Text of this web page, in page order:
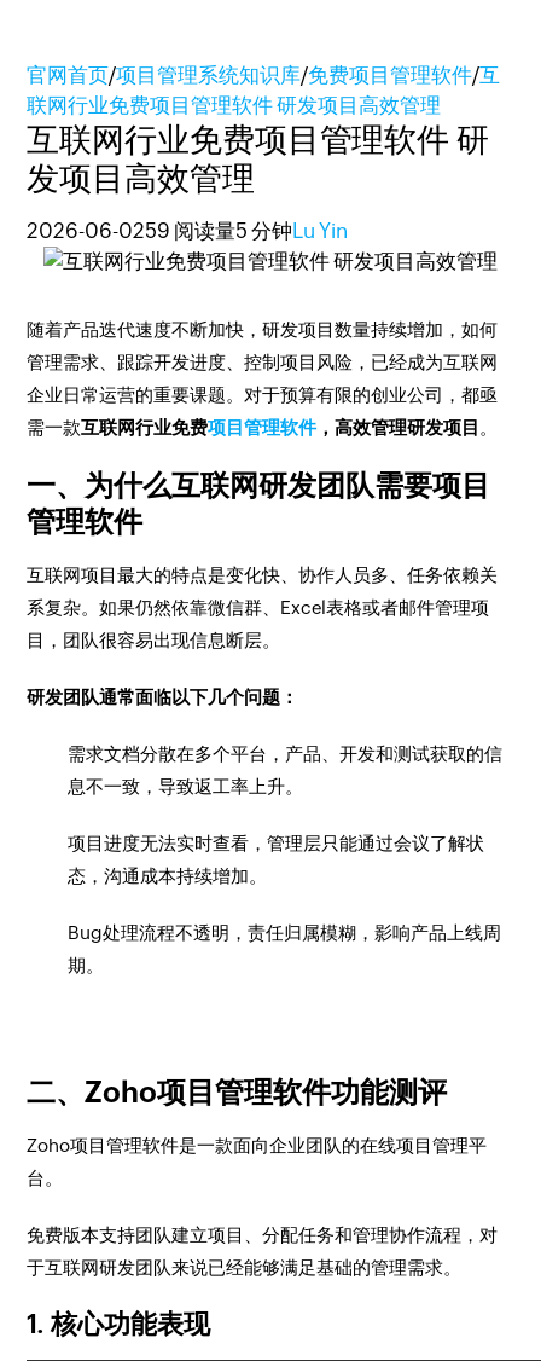
官网首页/项目管理系统知识库/免费项目管理软件/互
联网行业免费项目管理软件 研发项目高效管理
互联网行业免费项目管理软件 研
发项目高效管理
2026-06-0259 阅读量5 分钟 Lu Yin
随着产品迭代速度不断加快，研发项目数量持续增加，如何
管理需求、跟踪开发进度、控制项目风险，已经成为互联网
企业日常运营的重要课题。对于预算有限的创业公司，都亟
需一款互联网行业免费项目管理软件，高效管理研发项目 。
一、为什么互联网研发团队需要项目
管理软件
互联网项目最大的特点是变化快、协作人员多、任务依赖关
系复杂。如果仍然依靠微信群、Excel表格或者邮件管理项
目，团队很容易出现信息断层。
研发团队通常面临以下几个问题：
需求文档分散在多个平台，产品、开发和测试获取的信
息不一致，导致返工率上升。
项目进度无法实时查看，管理层只能通过会议了解状
态，沟通成本持续增加。
Bug处理流程不透明，责任归属模糊，影响产品上线周
期。
二、Zoho项目管理软件功能测评
Zoho项目管理软件是一款面向企业团队的在线项目管理平
台。
免费版本支持团队建立项目、分配任务和管理协作流程，对
于互联网研发团队来说已经能够满足基础的管理需求。
1. 核心功能表现